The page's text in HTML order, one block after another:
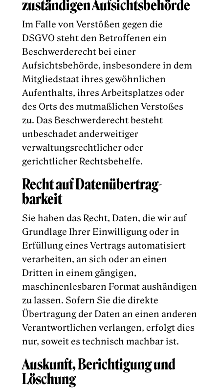
zuständigen Aufsichts­behörde
Im Falle von Verstößen gegen die
DSGVO steht den Betroffenen ein
Beschwerderecht bei einer
Aufsichtsbehörde, insbesondere in dem
Mitgliedstaat ihres gewöhnlichen
Aufenthalts, ihres Arbeitsplatzes oder
des Orts des mutmaßlichen Verstoßes
zu. Das Beschwerderecht besteht
unbeschadet anderweitiger
verwaltungsrechtlicher oder
gerichtlicher Rechtsbehelfe.
Recht auf Daten­übertrag­
barkeit
Sie haben das Recht, Daten, die wir auf
Grundlage Ihrer Einwilligung oder in
Erfüllung eines Vertrags automatisiert
verarbeiten, an sich oder an einen
Dritten in einem gängigen,
maschinenlesbaren Format aushändigen
zu lassen. Sofern Sie die direkte
Übertragung der Daten an einen anderen
Verantwortlichen verlangen, erfolgt dies
nur, soweit es technisch machbar ist.
Auskunft, Berichtigung und
Löschung